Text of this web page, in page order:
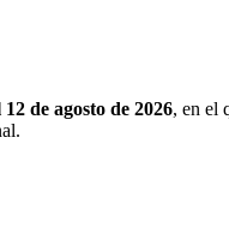
de agosto de 2026, en el